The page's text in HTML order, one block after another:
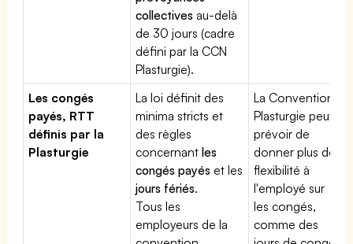
collectives au-delà
de 30 jours (cadre
défini par la CCN
Plasturgie).
Les congés
payés, RTT
définis par la
Plasturgie
La loi définit des
minima stricts et
des règles
concernantles
congés payés et les
jours fériés.
Tous les
employeurs de la
La Convention
Plasturgie peut
prévoir de
donner plus de
flexibilité à
l'employé sur
les congés,
comme des